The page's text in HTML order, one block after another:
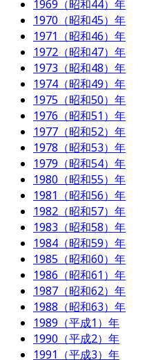
1969（昭和44）年
1970（昭和45）年
1971（昭和46）年
1972（昭和47）年
1973（昭和48）年
1974（昭和49）年
1975（昭和50）年
1976（昭和51）年
1977（昭和52）年
1978（昭和53）年
1979（昭和54）年
1980（昭和55）年
1981（昭和56）年
1982（昭和57）年
1983（昭和58）年
1984（昭和59）年
1985（昭和60）年
1986（昭和61）年
1987（昭和62）年
1988（昭和63）年
1989（平成1）年
1990（平成2）年
1991（平成3）年